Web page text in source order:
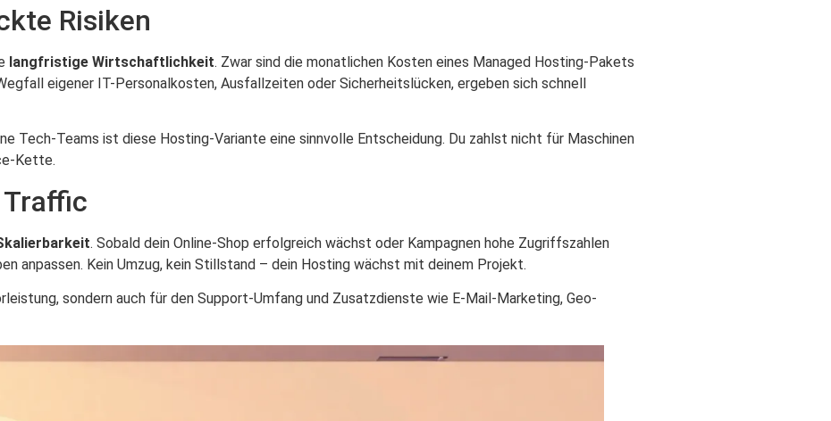
Risiken
langfristige Wirtschaftlichkeit. Zwar sind die monatlichen Kosten eines Managed Hosting-Pakets
eigener IT-Personalkosten, Ausfallzeiten oder Sicherheitslücken, ergeben sich schnell
Tech-Teams ist diese Hosting-Variante eine sinnvolle Entscheidung. Du zahlst nicht für Maschinen
Kette.
. Sobald dein Online-Shop erfolgreich wächst oder Kampagnen hohe Zugriffszahlen
anpassen. Kein Umzug, kein Stillstand – dein Hosting wächst mit deinem Projekt.
sondern auch für den Support-Umfang und Zusatzdienste wie E-Mail-Marketing, Geo-